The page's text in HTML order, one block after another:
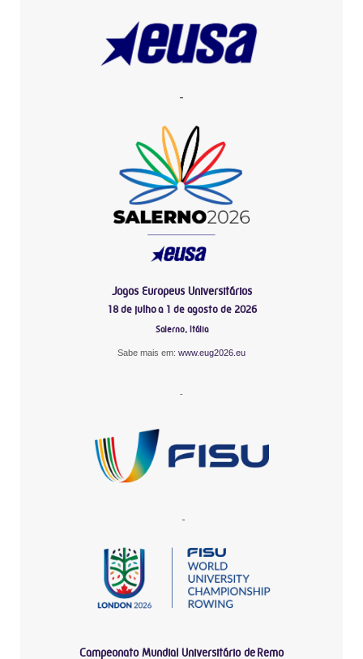
-
Jogos Europeus Universitários
18 de julho a 1 de agosto de 2026
Salerno, Itália
Sabe mais em: www.eug2026.eu
-
-
Campeonato Mundial Universitário de Remo